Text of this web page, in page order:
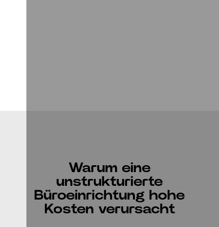
Warum eine
unstrukturierte
Büroeinrichtung hohe
Kosten verursacht